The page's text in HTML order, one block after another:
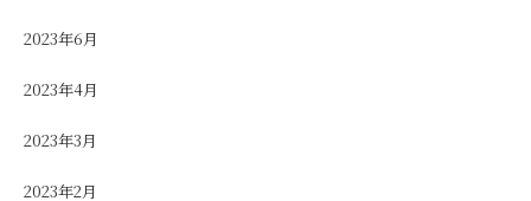
2023年6月
2023年4月
2023年3月
2023年2月